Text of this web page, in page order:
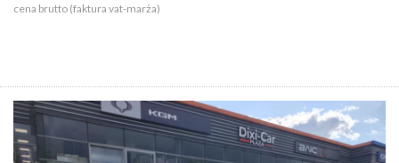
cena brutto (faktura vat-marża)